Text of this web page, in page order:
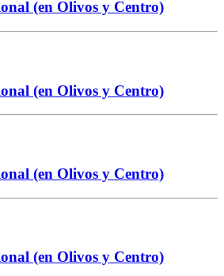
(en Olivos y Centro)
(en Olivos y Centro)
(en Olivos y Centro)
(en Olivos y Centro)